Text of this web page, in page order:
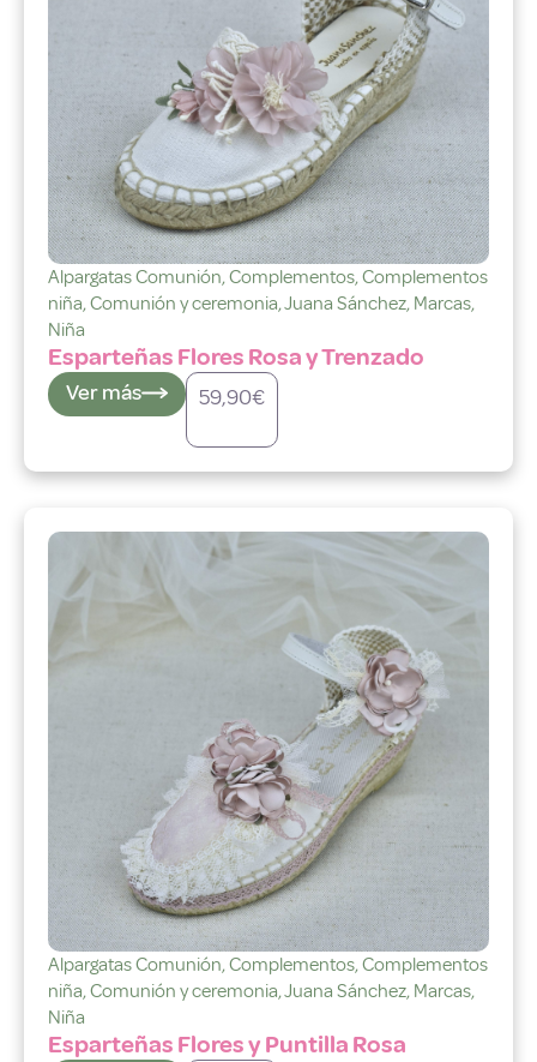
Alpargatas Comunión,Complementos,Complementos
niña,Comunión y ceremonia,Juana Sánchez, Marcas,
Niña
Esparteñas Flores Rosa y Trenzado
Ver más 59,90€
Alpargatas Comunión,Complementos,Complementos
niña,Comunión y ceremonia,Juana Sánchez, Marcas,
Niña
Esparteñas Flores y Puntilla Rosa